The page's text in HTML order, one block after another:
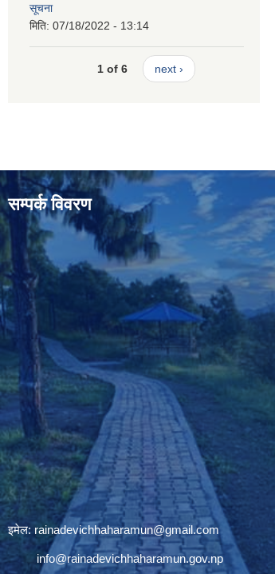
सूचना
मिति: 07/18/2022 - 13:14
1 of 6 next ›
सम्पर्क विवरण
इमेल: rainadevichhaharamun@gmail.com
info@rainadevichhaharamun.gov.np